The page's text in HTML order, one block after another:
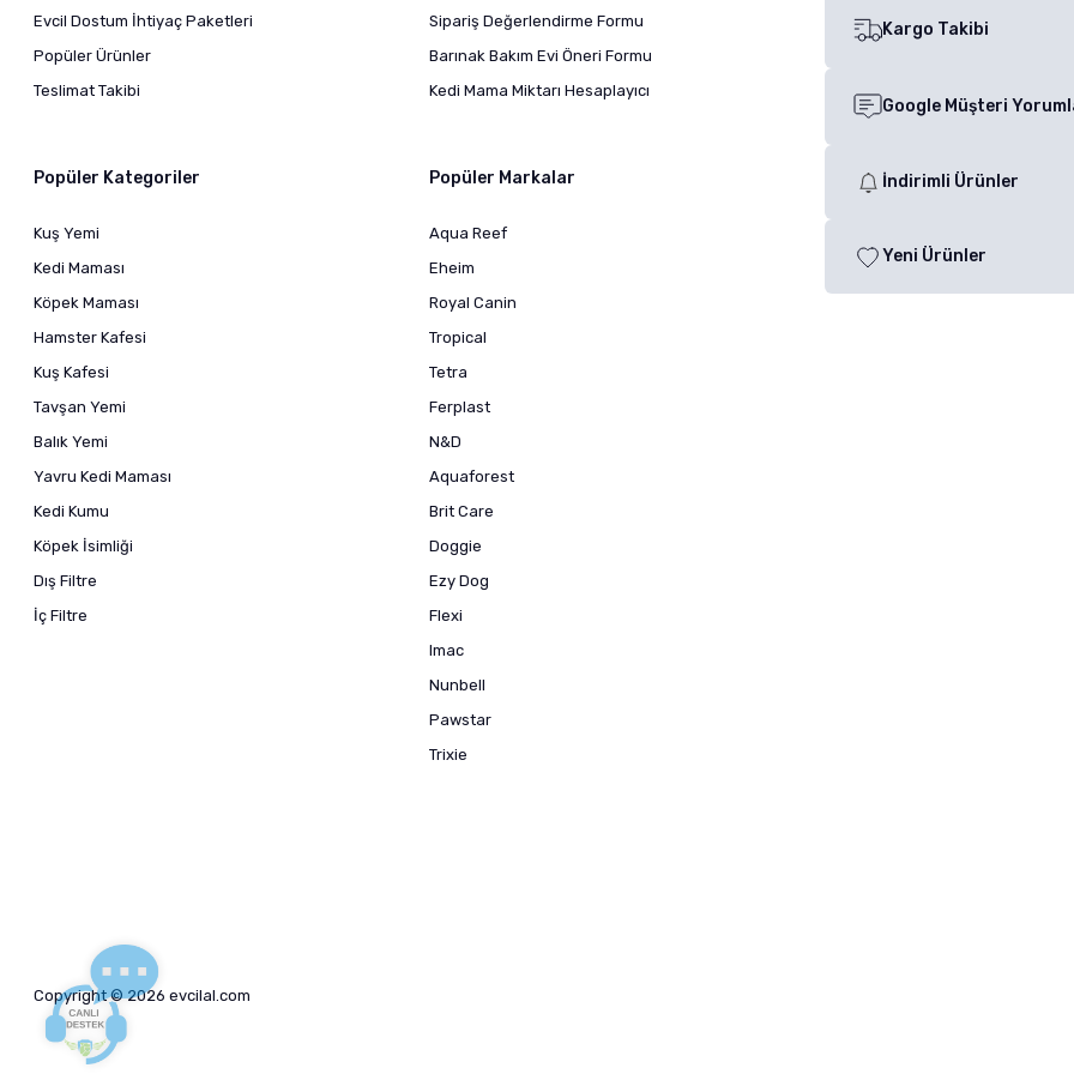
Evcil Dostum İhtiyaç Paketleri
Popüler Ürünler
Teslimat Takibi
Sipariş Değerlendirme Formu
Barınak Bakım Evi Öneri Formu
Kedi Mama Miktarı Hesaplayıcı
Popüler Kategoriler
Kuş Yemi
Kedi Maması
Köpek Maması
Hamster Kafesi
Kuş Kafesi
Tavşan Yemi
Balık Yemi
Yavru Kedi Maması
Kedi Kumu
Köpek İsimliği
Dış Filtre
İç Filtre
Popüler Markalar
Aqua Reef
Eheim
Royal Canin
Tropical
Tetra
Ferplast
N&D
Aquaforest
Brit Care
Doggie
Ezy Dog
Flexi
Imac
Nunbell
Pawstar
Trixie
Kargo Takibi
Google Müşteri
İndirimli Ürünler
Yeni Ürünler
Copyright © 2026 evcilal.com